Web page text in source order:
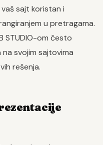
sajt koristan i
u pretragama.
STUDIO-om često
svojim sajtovima
rešenja.